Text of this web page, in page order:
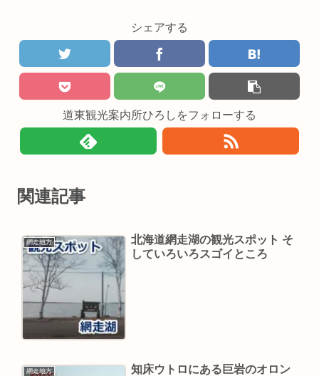
シェアする
道東観光案内所ひろしをフォローする
関連記事
網走地方
北海道網走湖の観光スポット そ
していろいろスゴイところ
網走地方
知床ウトロにある巨岩のオロン